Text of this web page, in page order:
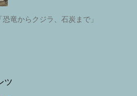
竜からクジラ、石炭まで」
ツ